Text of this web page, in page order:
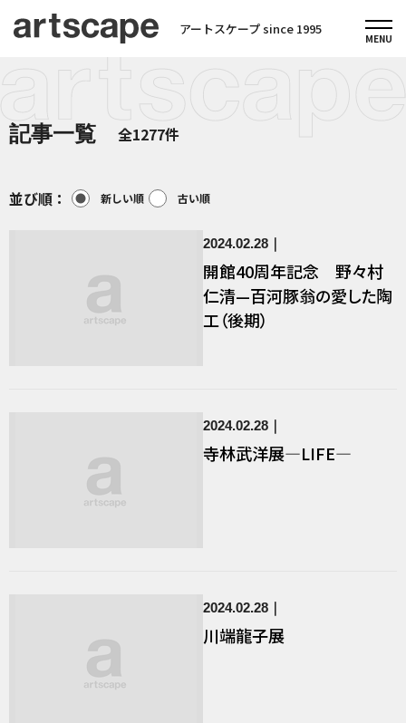
アートスケープ since 1995
記事一覧 全1277件
並び順： 新しい順 古い順
2024.02.28
開館40周年記念 野々村
仁清—百河豚翁の愛した陶
工（後期）
2024.02.28
寺林武洋展—LIFE—
2024.02.28
川端龍子展